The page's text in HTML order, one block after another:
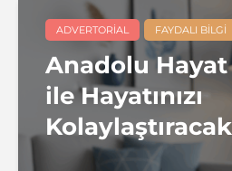
ADVERTORIAL FAYDALI BILGI
Anadolu
ile Hayatınızı